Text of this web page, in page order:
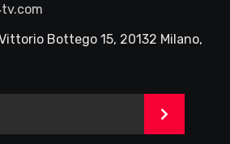
Bottego 15, 20132 Milano,
>